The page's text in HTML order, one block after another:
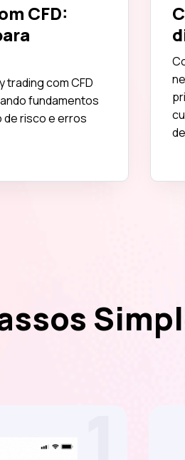
CFD:
trading com CFD
fundamentos
risco e erros